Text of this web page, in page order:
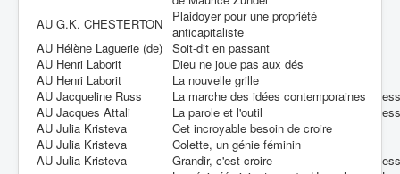
AU G.K. CHESTERTON
Plaidoyer pour une propriété
anticapitaliste
AU Hélène Laguerie (de) Soit-dit en passant
AU Henri Laborit
Dieu ne joue pas aux dés
AU Henri Laborit
La nouvelle grille
AU Jacqueline Russ
La marche des idées contemporaines
ess
AU Jacques Attali
La parole et l'outil
ess
AU Julia Kristeva
Cet incroyable besoin de croire
AU Julia Kristeva
Colette, un génie féminin
AU Julia Kristeva
Grandir, c'est croire
ess